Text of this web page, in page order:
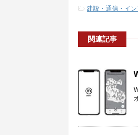
-建設・通信・イン
関連記事